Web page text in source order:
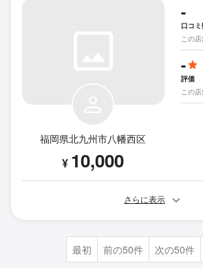
福岡県北九州市八幡西区
¥ 10,000
-
口コ
この
-
評価
この
さらに表示
最初 前の50件 次の50件